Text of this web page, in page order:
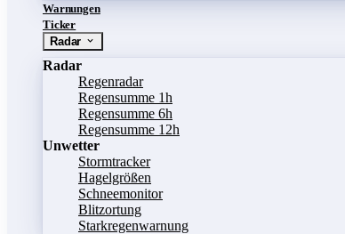
Warnungen
Ticker
Radar
Radar
Regenradar
Regensumme 1h
Regensumme 6h
Regensumme 12h
Unwetter
Stormtracker
Hagelgrößen
Schneemonitor
Blitzortung
Starkregenwarnung